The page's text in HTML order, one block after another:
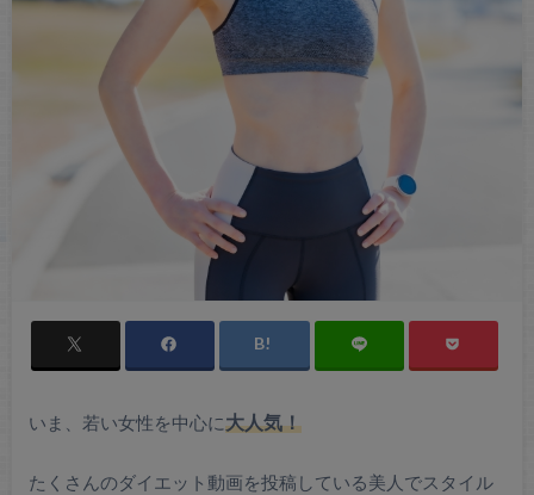
いま、若い女性を中心に大人気！
たくさんのダイエット動画を投稿している美人でスタイル